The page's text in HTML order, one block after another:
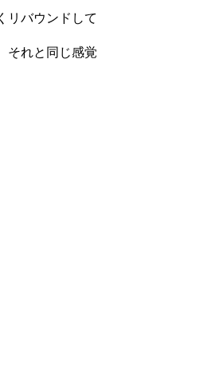
リバウンドして
それと同じ感覚